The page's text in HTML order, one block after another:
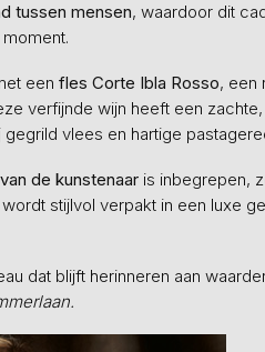
tussen mensen, waardoor dit
een fles Corte Ibla Rosso, een
verfijnde wijn heeft een
vlees en hartige
de kunstenaar is inbegrepen,
stijlvol verpakt in een luxe
dat blijft herinneren aan